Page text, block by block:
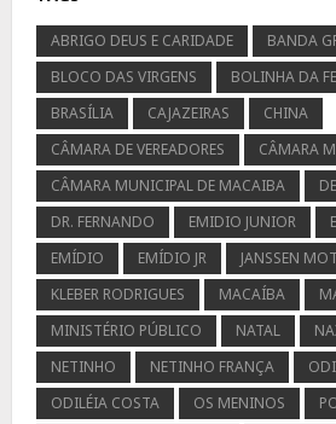
ABRIGO DEUS E CARIDADE
BANDA
BLOCO DAS VIRGENS
BOLINHA DA
BRASÍLIA
CAJAZEIRAS
CHINA
CÂMARA DE VEREADORES
CÂMARA
CÂMARA MUNICIPAL DE MACAIBA
DR. FERNANDO
EMIDIO JUNIOR
EMÍDIO
EMÍDIO JR
JANSSEN
KLEBER RODRIGUES
MACAÍBA
MINISTÉRIO PÚBLICO
NATAL
NETINHO
NETINHO FRANÇA
ODILÉIA COSTA
OS MENINOS